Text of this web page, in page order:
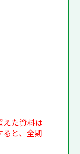
えた資料は
ると、全期